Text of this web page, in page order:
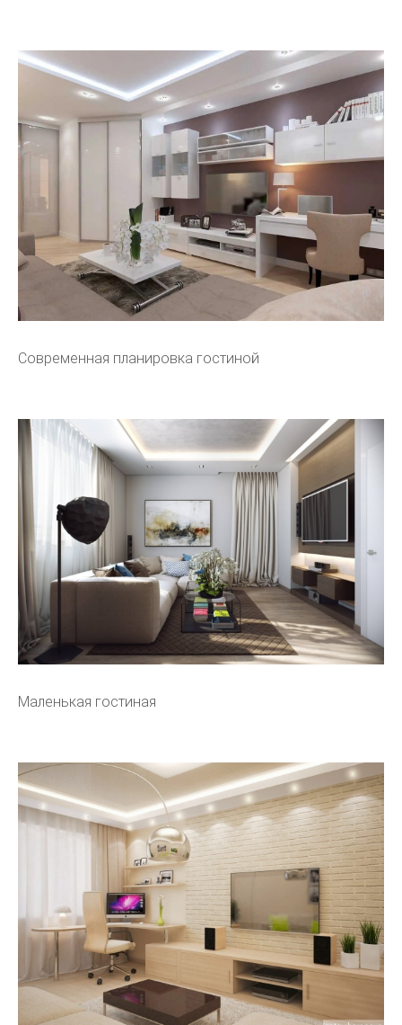
Современная планировка гостиной
Маленькая гостиная